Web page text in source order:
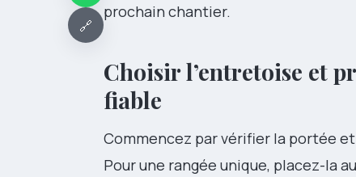
🔗
prochain chantier.
Choisir l’entretoise et
fiable
Commencez par vérifier la portée et
Pour une rangée unique, placez-la